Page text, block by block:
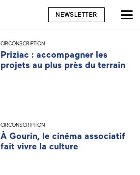
NEWSLETTER
CIRCONSCRIPTION
Priziac : accompagner les
projets au plus près du terrain
CIRCONSCRIPTION
À Gourin, le cinéma associatif
fait vivre la culture